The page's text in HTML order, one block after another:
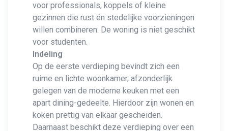
voor professionals, koppels of kleine
gezinnen die rust én stedelijke voorzieningen
willen combineren. De woning is niet geschikt
voor studenten.
Indeling
Op de eerste verdieping bevindt zich een
ruime en lichte woonkamer, afzonderlijk
gelegen van de moderne keuken met een
apart dining-gedeelte. Hierdoor zijn wonen en
koken prettig van elkaar gescheiden.
Daarnaast beschikt deze verdieping over een